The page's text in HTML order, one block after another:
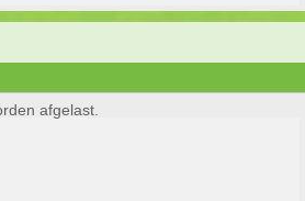
afgelast.